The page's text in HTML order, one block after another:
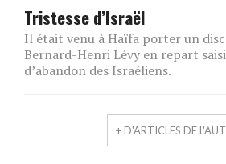
Tristesse d’Israël
Il était venu à Haïfa porter un
Bernard-Henri Lévy en repart
d’abandon des Israéliens.
+ D'ARTICLES DE